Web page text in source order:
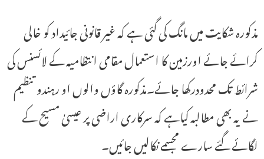
مذکورہ شکایت میں مانگ کی گئی ہے کہ غیر قانونی جائیداد کو خالی
کرائے جائے اورزمین کا استعمال مقامی انتظامیہ کے لائسنس کی
شرائط تک محدودرکھا جائے۔مذکورہ گاؤں والوں او رہندو تنظیم
نے یہ بھی مطالبہ کیاہے کہ سرکاری اراضی پر عیسیٰ مسیح کے
لگائے گئے سارے مجسمے نکالیں جائیں۔